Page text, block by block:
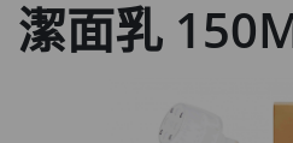
潔面乳